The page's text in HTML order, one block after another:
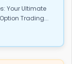
Your Ultimate
Trading...